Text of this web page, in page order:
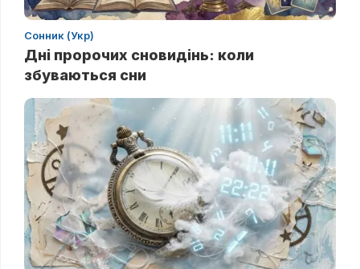
Сонник (Укр)
Дні пророчих сновидінь: коли
збуваються сни